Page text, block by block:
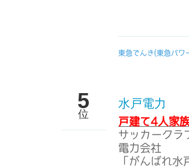
東急でんき(東急パワ
5
位
水戸電力
戸建て4人家
サッカークラ
電力会社
「がんばれ